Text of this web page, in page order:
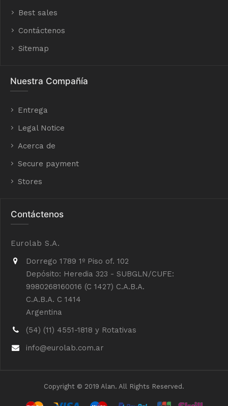
Best sales
Contáctenos
Sitemap
Nuestra Compañía
Entrega
Legal Notice
Acerca de
Secure payment
Stores
Contáctenos
Eurolab S.A.
Dorrego 1789 1º Piso of. 102
Depósito: Heredia 323 - SUBGLN/CUFE:
9980268160016 (C 1427) C.A.B.A.
C.A.B.A. C 1414
Argentina
(54) (11) 4551-1818 y Rotativas
info@eurolab.com.ar
Copyright © 2019 Alan. All Rights Reserved.